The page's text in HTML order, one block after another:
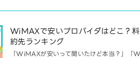
WiMAXで安いプロバイダはどこ？
約先ランキング
「WiMAXが安いって聞いたけど本当？」「